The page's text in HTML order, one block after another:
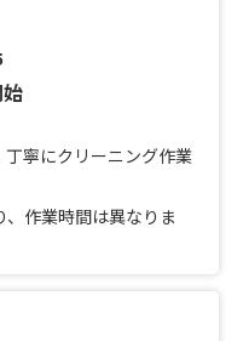
寧にクリーニング作業
、作業時間は異なりま